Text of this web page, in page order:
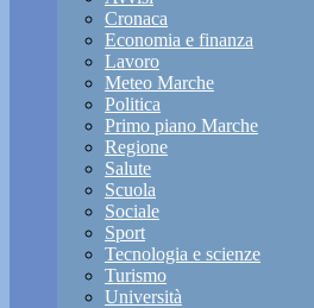
Cronaca
Economia e finanza
Lavoro
Meteo Marche
Politica
Primo piano Marche
Regione
Salute
Scuola
Sociale
Sport
Tecnologia e scienze
Turismo
Università